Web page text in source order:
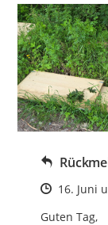
Zeitpunkt
16. Juni
Guten Tag,